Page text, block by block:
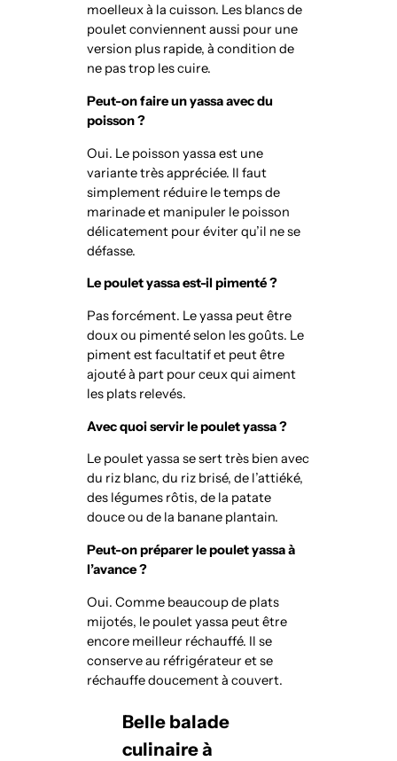
moelleux à la cuisson. Les blancs de
poulet conviennent aussi pour une
version plus rapide, à condition de
ne pas trop les cuire.
Peut-on faire un yassa avec du
poisson ?
Oui. Le poisson yassa est une
variante très appréciée. Il faut
simplement réduire le temps de
marinade et manipuler le poisson
délicatement pour éviter qu’il ne se
défasse.
Le poulet yassa est-il pimenté ?
Pas forcément. Le yassa peut être
doux ou pimenté selon les goûts. Le
piment est facultatif et peut être
ajouté à part pour ceux qui aiment
les plats relevés.
Avec quoi servir le poulet yassa ?
Le poulet yassa se sert très bien avec
du riz blanc, du riz brisé, de l’attiéké,
des légumes rôtis, de la patate
douce ou de la banane plantain.
Peut-on préparer le poulet yassa à
l’avance ?
Oui. Comme beaucoup de plats
mijotés, le poulet yassa peut être
encore meilleur réchauffé. Il se
conserve au réfrigérateur et se
réchauffe doucement à couvert.
Belle balade
culinaire à